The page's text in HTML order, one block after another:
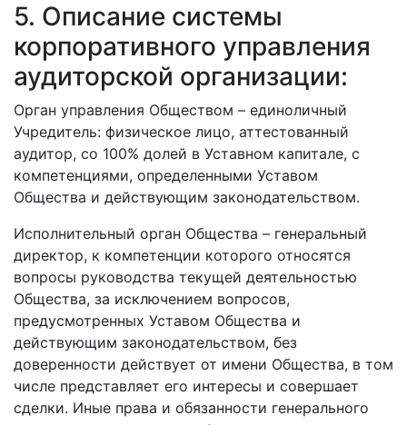
5. Описание системы
корпоративного управления
аудиторской организации:
Орган управления Обществом – единоличный
Учредитель: физическое лицо, аттестованный
аудитор, со 100% долей в Уставном капитале, с
компетенциями, определенными Уставом
Общества и действующим законодательством.
Исполнительный орган Общества – генеральный
директор, к компетенции которого относятся
вопросы руководства текущей деятельностью
Общества, за исключением вопросов,
предусмотренных Уставом Общества и
действующим законодательством, без
доверенности действует от имени Общества, в том
числе представляет его интересы и совершает
сделки. Иные права и обязанности генерального